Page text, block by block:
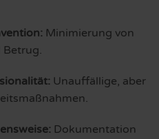
Minimierung von
Betrug.
Unauffällige, aber
Dokumentation